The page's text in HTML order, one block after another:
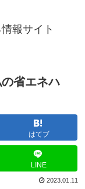
報サイト
省エネハ
はてブ
LINE
2023.01.11